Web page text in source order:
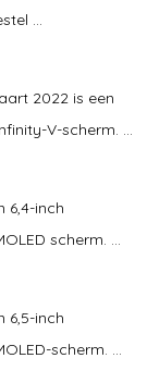
...
2022 is een
V-scherm. ...
6,4-inch
scherm. ...
6,5-inch
scherm. ...